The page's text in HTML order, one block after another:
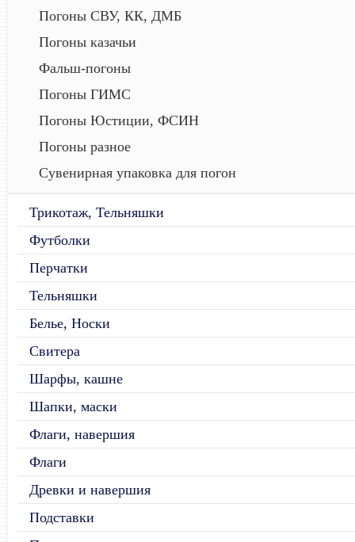
Погоны СВУ, КК, ДМБ
Погоны казачьи
Фальш-погоны
Погоны ГИМС
Погоны Юстиции, ФСИН
Погоны разное
Сувенирная упаковка для погон
Трикотаж, Тельняшки
Футболки
Перчатки
Тельняшки
Белье, Носки
Свитера
Шарфы, кашне
Шапки, маски
Флаги, навершия
Флаги
Древки и навершия
Подставки